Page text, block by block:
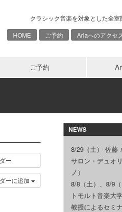
クラシック音楽を対象とした全
HOME
ご予約 Ariaへのアクセ
ご予約
ー
ーに追加
NEWS
8/29（土） 佐藤
サロン・デュオ
ノ）
8/8（土）、8/9
トモルト音楽大
教授によるセミ